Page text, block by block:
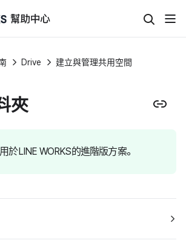
Drive 建立與管理共用空間
夾
於LINE WORKS的進階版方案。